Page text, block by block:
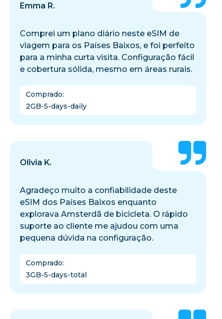
Emma R.
Comprei um plano diário neste eSIM de
viagem para os Países Baixos, e foi perfeito
para a minha curta visita. Configuração fácil
e cobertura sólida, mesmo em áreas rurais.
Comprado:
2GB-5-days-daily
Olivia K.
Agradeço muito a confiabilidade deste
eSIM dos Países Baixos enquanto
explorava Amsterdã de bicicleta. O rápido
suporte ao cliente me ajudou com uma
pequena dúvida na configuração.
Comprado:
3GB-5-days-total